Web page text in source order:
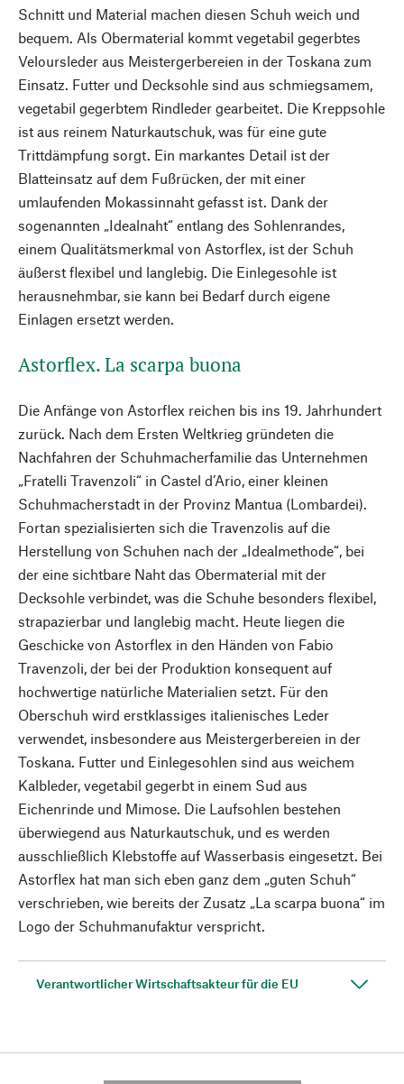
Schnitt und Material machen diesen Schuh weich und
bequem. Als Obermaterial kommt vegetabil gegerbtes
Veloursleder aus Meistergerbereien in der Toskana zum
Einsatz. Futter und Decksohle sind aus schmiegsamem,
vegetabil gegerbtem Rindleder gearbeitet. Die Kreppsohle
ist aus reinem Naturkautschuk, was für eine gute
Trittdämpfung sorgt. Ein markantes Detail ist der
Blatteinsatz auf dem Fußrücken, der mit einer
umlaufenden Mokassinnaht gefasst ist. Dank der
sogenannten „Idealnaht“ entlang des Sohlenrandes,
einem Qualitätsmerkmal von Astorflex, ist der Schuh
äußerst flexibel und langlebig. Die Einlegesohle ist
herausnehmbar, sie kann bei Bedarf durch eigene
Einlagen ersetzt werden.
Astorflex. La scarpa buona
Die Anfänge von Astorflex reichen bis ins 19. Jahrhundert
zurück. Nach dem Ersten Weltkrieg gründeten die
Nachfahren der Schuhmacher­familie das Unternehmen
„Fratelli Travenzoli“ in Castel d’Ario, einer kleinen
Schuhmacherstadt in der Provinz Mantua (Lombardei).
Fortan spezialisierten sich die Travenzolis auf die
Herstellung von Schuhen nach der „Idealmethode“, bei
der eine sichtbare Naht das Obermaterial mit der
Decksohle verbindet, was die Schuhe besonders flexibel,
strapazierbar und langlebig macht. Heute liegen die
Geschicke von Astorflex in den Händen von Fabio
Travenzoli, der bei der Produktion konsequent auf
hochwertige natürliche Materialien setzt. Für den
Oberschuh wird erstklassiges italienisches Leder
verwendet, insbesondere aus Meistergerbereien in der
Toskana. Futter und Einlegesohlen sind aus weichem
Kalbleder, vegetabil gegerbt in einem Sud aus
Eichenrinde und Mimose. Die Laufsohlen bestehen
überwiegend aus Naturkautschuk, und es werden
ausschließlich Klebstoffe auf Wasserbasis eingesetzt. Bei
Astorflex hat man sich eben ganz dem „guten Schuh“
verschrieben, wie bereits der Zusatz „La scarpa buona“ im
Logo der Schuhmanufaktur verspricht.
Verantwortlicher Wirtschaftsakteur für die EU